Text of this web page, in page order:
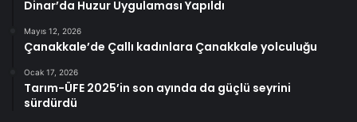
Dinar’da Huzur Uygulaması Yapıldı
Mayıs 12, 2026
Çanakkale’de Çallı kadınlara Çanakkale yolculuğu
Ocak 17, 2026
Tarım-ÜFE 2025’in son ayında da güçlü seyrini
sürdürdü